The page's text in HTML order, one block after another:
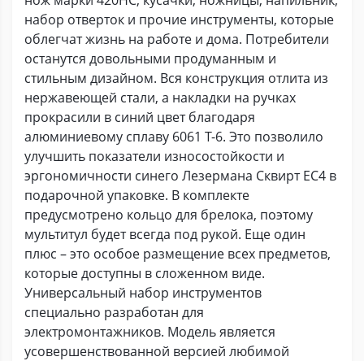
набор отверток и прочие инструменты, которые
облегчат жизнь на работе и дома. Потребители
останутся довольными продуманным и
стильным дизайном. Вся конструкция отлита из
нержавеющей стали, а накладки на ручках
прокрасили в синий цвет благодаря
алюминиевому сплаву 6061 Т-6. Это позволило
улучшить показатели износостойкости и
эргономичности синего Лезермана Сквирт ЕС4 в
подарочной упаковке. В комплекте
предусмотрено кольцо для брелока, поэтому
мультитул будет всегда под рукой. Еще один
плюс – это особое размещение всех предметов,
которые доступны в сложенном виде.
Универсальный набор инструментов
специально разработан для
электромонтажников. Модель является
усовершенствованной версией любимой